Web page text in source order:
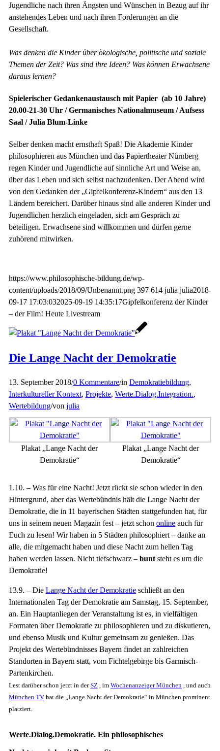
Jugendliche nach ihren Ängsten und Wünschen in Bezug auf ihr
anstehendes Leben und nach ihren Forderungen an die
Gesellschaft.
Was denken die Kinder über ökologische, politische und soziale
Themen der Zeit? Was sind ihre Ideen? Was können Erwachsene
daraus lernen?
Spielerischer Gedankenaustausch mit Papier (ab 10 Jahre)
20.00-21-30 Uhr / Germanisches Nationalmuseum / Aufsess
Saal / Julia Blum-Linke
Selber denken macht ernsthaft Spaß! Die Akademie Kinder
philosophieren aus München und das Papiertheater Nürnberg
regen Kinder und Jugendliche auf sinnliche Art und Weise an,
über das Leben und sich selbst nachzudenken. Der Abend wird
von den Gedanken der „Gipfelkonferenz-Kindern“ aus den 13
Ländern bereichert. Darüber hinaus sind alle anderen Kinder und
Jugendlichen herzlich eingeladen, sich am Gespräch zu
beteiligen. Erwachsene sind willkommen und dürfen gerne
zuhörend mitwirken.
https://www.philosophische-bildung.de/wp-
content/uploads/2018/09/Unbenannt.png 397 614 julia julia2018-
09-17 17:03:032025-09-19 14:35:17Gipfelkonferenz der Kinder
– der Film! Heute Livestream
Die Lange Nacht der Demokratie
13. September 2018/0 Kommentare/in Demokratiebildung,
Interkultureller Kontext, Projekte, Werte.Dialog.Integration.,
Wertebildung/von julia
Plakat „Lange Nacht der
Demokratie“
Plakat „Lange Nacht der
Demokratie“
1.10. – Was für eine Nacht! Jetzt rückt sie schon wieder in den
Hintergrund, aber das Wertebündnis hält die Lange Nacht der
Demokratie, die in 11 bayerischen Städten stattgefunden hat, für
uns in seinem neuen Magazin fest – jetzt schon online auch für
Euch zu lesen! Wir haben in 5 Städten philosophiert – danke an
alle, die mitgemacht haben und diese Nacht zum hellen Tag
haben werden lassen. Nicht tiefschwarz – bunt steht es um die
Demokratie!
13.9. – Die Lange Nacht der Demokratie schließt an den
Internationalen Tag der Demokratie am Samstag, 15. September,
an. Ein Hauptanliegen der Veranstaltung ist es, in vielfältigen
Formaten über Demokratie zu philosophieren und zu diskutieren,
und ebenso Musik und Kultur gemeinsam zu genießen. Das
Projekt des Wertebündnisses Bayern findet an zahlreichen
Standorten in Bayern statt, vom Fichtelgebirge bis Garmisch-
Partenkirchen.
Lest darüber schon jetzt in derSZ , im Wochenanzeiger München , und auch
München TV hat die „Lange Nacht der Demokratie“ in München prominent
platziert.
Werte.Dialog.Demokratie. Ein philosophisches